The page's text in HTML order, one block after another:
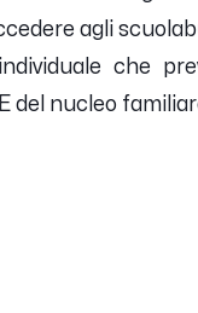
agli
che
del nucleo